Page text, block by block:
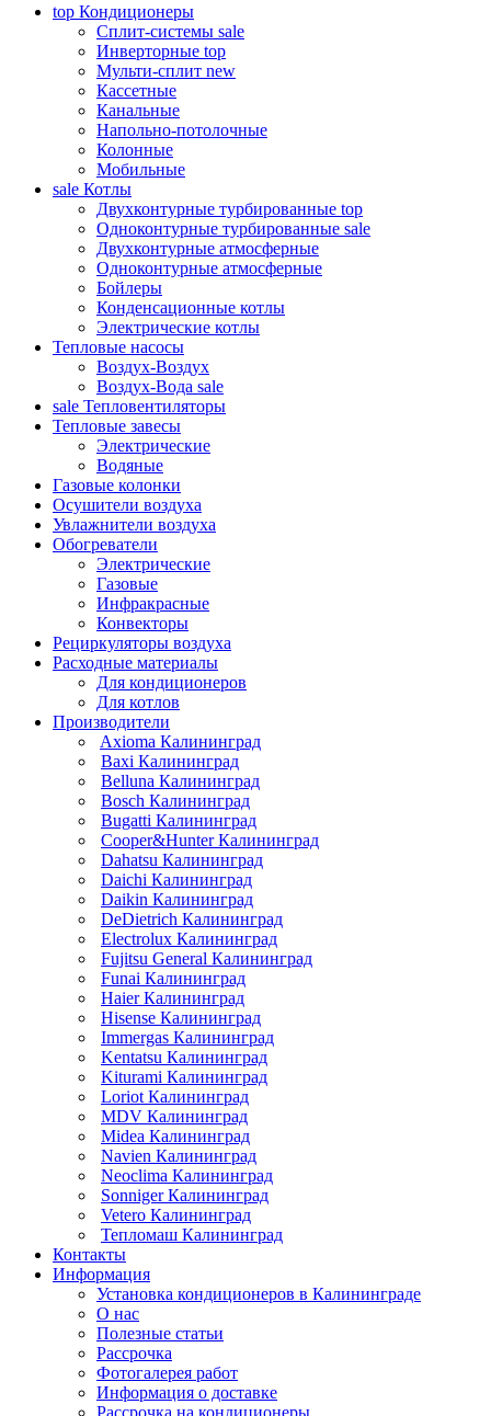
top Кондиционеры
Сплит-системы sale
Инверторные top
Мульти-сплит new
Кассетные
Канальные
Напольно-потолочные
Колонные
Мобильные
sale Котлы
Двухконтурные турбированные top
Одноконтурные турбированные sale
Двухконтурные атмосферные
Одноконтурные атмосферные
Бойлеры
Конденсационные котлы
Электрические котлы
Тепловые насосы
Воздух-Воздух
Воздух-Вода sale
sale Тепловентиляторы
Тепловые завесы
Электрические
Водяные
Газовые колонки
Осушители воздуха
Увлажнители воздуха
Обогреватели
Электрические
Газовые
Инфракрасные
Конвекторы
Рециркуляторы воздуха
Расходные материалы
Для кондиционеров
Для котлов
Производители
Axioma Калининград
Baxi Калининград
Belluna Калининград
Bosch Калининград
Bugatti Калининград
Cooper&Hunter Калининград
Dahatsu Калининград
Daichi Калининград
Daikin Калининград
DeDietrich Калининград
Electrolux Калининград
Fujitsu General Калининград
Funai Калининград
Haier Калининград
Hisense Калининград
Immergas Калининград
Kentatsu Калининград
Kiturami Калининград
Loriot Калининград
MDV Калининград
Midea Калининград
Navien Калининград
Neoclima Калининград
Sonniger Калининград
Vetero Калининград
Тепломаш Калининград
Контакты
Информация
Установка кондиционеров в Калининграде
О нас
Полезные статьи
Рассрочка
Фотогалерея работ
Информация о доставке
Рассрочка на кондиционеры